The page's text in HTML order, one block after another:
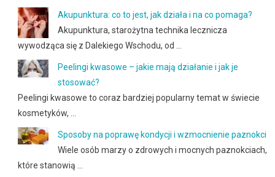
Akupunktura: co to jest, jak działa i na co pomaga?
Akupunktura, starożytna technika lecznicza
wywodząca się z Dalekiego Wschodu, od …
Peelingi kwasowe – jakie mają działanie i jak je
stosować?
Peelingi kwasowe to coraz bardziej popularny temat w świecie
kosmetyków, …
Sposoby na poprawę kondycji i wzmocnienie paznokci
Wiele osób marzy o zdrowych i mocnych paznokciach,
które stanowią …